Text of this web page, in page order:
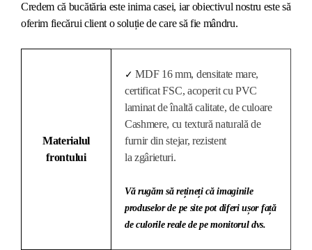
Credem că bucătăria este inima casei, iar obiectivul nostru este să
oferim fiecărui client o soluție de care să fie mândru.
Materialul
frontului
✓MDF 16 mm, densitate mare,
certificat FSC, acoperit cu PVC
laminat de înaltă calitate, de culoare
Cashmere, cu textură naturală de
furnir din stejar, rezistent
la zgârieturi.
Vă rugăm să rețineți că imaginile
produselor de pe site pot diferi ușor față
de culorile reale de pe monitorul dvs.